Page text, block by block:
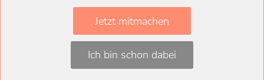
Herzog August BibliothekNachhaltigkeit
KunstvereinMuseum
Braunschweigische LandschaftHABSchloss
80 Jahre KriegsendeLiteratur
SchöppenstedtUmweltschutzLAG Rock
Jetzt mitmachen
Ich bin schon dabei